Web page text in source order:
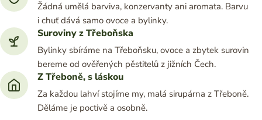
Žádná umělá barviva, konzervanty ani aromata. Barvu
i chuť dává samo ovoce a bylinky.
Suroviny z Třeboňska
Bylinky sbíráme na Třeboňsku, ovoce a zbytek surovin
bereme od ověřených pěstitelů z jižních Čech.
Z Třeboně, s láskou
Za každou lahví stojíme my, malá sirupárna z Třeboně.
Děláme je poctivě a osobně.